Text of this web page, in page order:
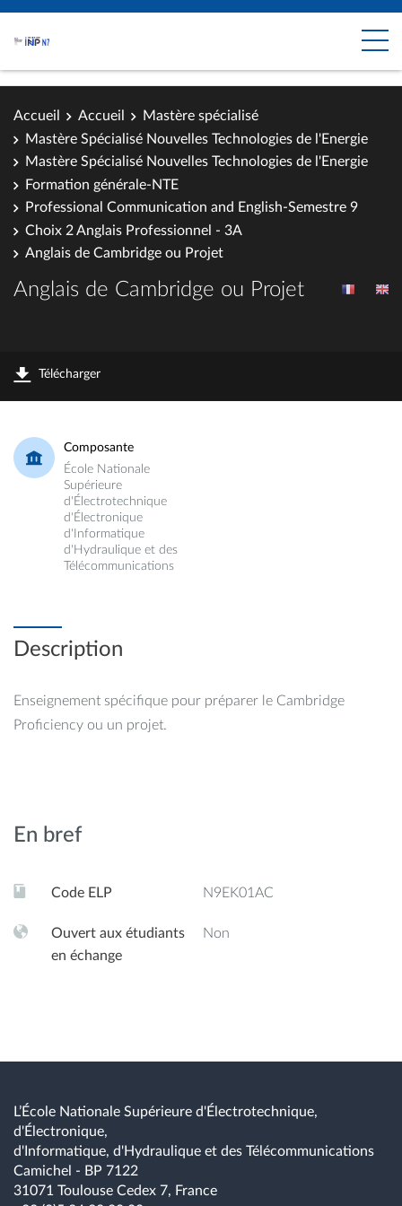
Accueil Accueil
Mastère spécialisé
Mastère Spécialisé Nouvelles Technologies de l'Energie
Mastère Spécialisé Nouvelles Technologies de l'Energie
Formation générale-NTE
Professional Communication and English-Semestre 9
Choix 2 Anglais Professionnel - 3A
Anglais de Cambridge ou Projet
Anglais de Cambridge ou Projet
Télécharger
Composante
École Nationale
Supérieure
d'Électrotechnique
d'Électronique
d'Informatique
d'Hydraulique et des
Télécommunications
Description
Enseignement spécifique pour préparer le Cambridge
Proficiency ou un projet.
En bref
Code ELP N9EK01AC
Ouvert aux étudiants
en échange
Non
L’École Nationale Supérieure d'Électrotechnique,
d'Électronique,
d'Informatique, d'Hydraulique et des Télécommunications
Camichel - BP 7122
31071 Toulouse Cedex 7, France